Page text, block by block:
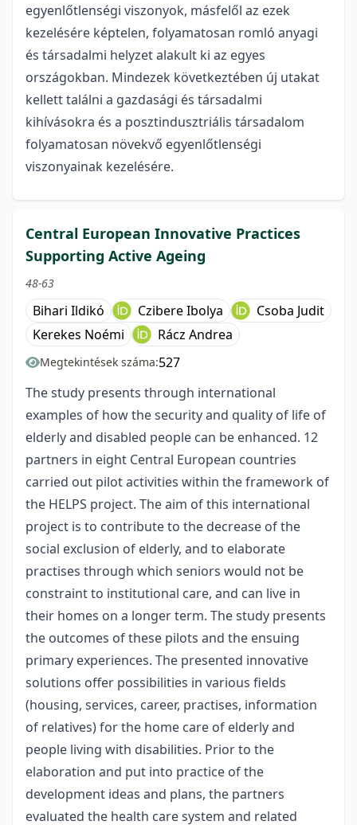
egyenlőtlenségi viszonyok, másfelől az ezek
kezelésére képtelen, folyamatosan romló anyagi
és társadalmi helyzet alakult ki az egyes
országokban. Mindezek következtében új utakat
kellett találni a gazdasági és társadalmi
kihívásokra és a posztindusztriális társadalom
folyamatosan növekvő egyenlőtlenségi
viszonyainak kezelésére.
Central European Innovative Practices
Supporting Active Ageing
48-63
Bihari Ildikó Czibere Ibolya
Csoba Judit
Kerekes Noémi
Rácz Andrea
Megtekintések száma:527
The study presents through international
examples of how the security and quality of life of
elderly and disabled people can be enhanced. 12
partners in eight Central European countries
carried out pilot activities within the framework of
the HELPS project. The aim of this international
project is to contribute to the decrease of the
social exclusion of elderly, and to elaborate
practises through which seniors would not be
constraint to institutional care, and can live in
their homes on a longer term. The study presents
the outcomes of these pilots and the ensuing
primary experiences. The presented innovative
solutions offer possibilities in various fields
(housing, services, career, practises, information
of relatives) for the home care of elderly and
people living with disabilities. Prior to the
elaboration and put into practice of the
development ideas and plans, the partners
evaluated the health care system and related